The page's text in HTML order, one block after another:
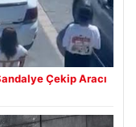
Çekip Aracı